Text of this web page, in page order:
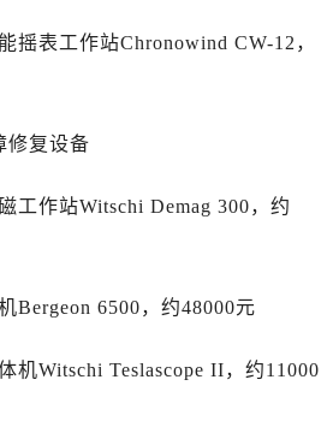
云南省普洱市思茅区振兴大道劳力士售后服务中心（需提前预约）
云南省昭通市昭阳区青年路劳力士售后服务中心（需提前预约）
辽宁省大连市中山区人民路15号国际金融大厦7层G室劳力士售后服务中心（需提前预约）
摇表工作站Chronowind CW-12，
修复设备
工作站Witschi Demag 300，约
Bergeon 6500，约48000元
机Witschi Teslascope II，约11000